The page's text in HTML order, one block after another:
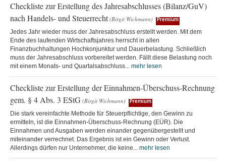
Checkliste zur Erstellung des Jahresabschlusses (Bilanz/GuV)
nach Handels- und Steuerrecht (Birgit Wichmann) Premium
Jedes Jahr wieder muss der Jahresabschluss erstellt werden. Mit dem
Ende des laufenden Wirtschaftsjahres herrscht in allen
Finanzbuchhaltungen Hochkonjunktur und Dauerbelastung. Schließlich
muss der Jahresabschluss vorbereitet werden. Fällt diese Belastung noch
mit einem Monats- und Quartalsabschluss... mehr lesen
Checkliste zur Erstellung der Einnahmen-Überschuss-Rechnung
gem. § 4 Abs. 3 EStG (Birgit Wichmann) Premium
Die stark vereinfachte Methode für Steuerpflichtige, den Gewinn zu
ermitteln, ist die Einnahmen-Überschuss-Rechnung (EÜR). Die
Einnahmen und Ausgaben werden einander gegenübergestellt und
miteinander verrechnet. Das Ergebnis ist ein Gewinn oder Verlust.
Allerdings dürfen nur Unternehmer, die keine... mehr lesen